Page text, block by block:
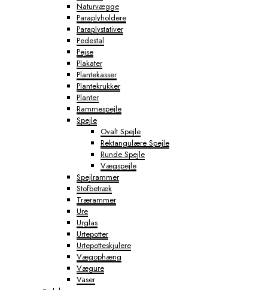
Naturvægge
Paraplyholdere
Paraplystativer
Pedestal
Pejse
Plakater
Plantekasser
Plantekrukker
Planter
Rammespejle
Spejle
Ovalt Spejle
Rektangulære Spejle
Runde Spejle
Vægspejle
Spejlrammer
Stofbetræk
Trærammer
Ure
Urglas
Urtepotter
Urtepotteskjulere
Vægophæng
Vægure
Vaser